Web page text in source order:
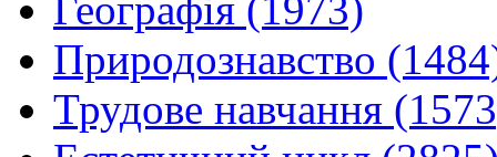
Географія (1973)
Природознавство
Трудове навчання